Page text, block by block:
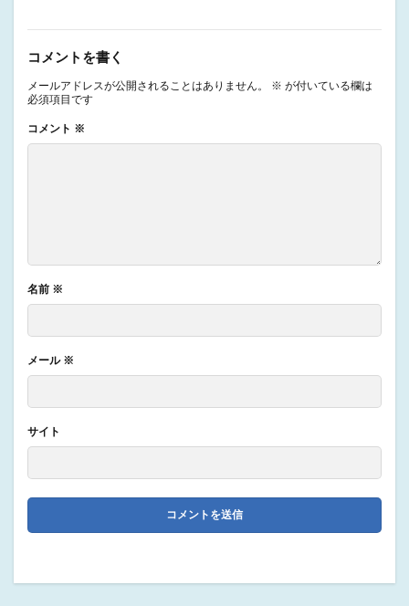
コメントを書く
メールアドレスが公開されることはありません。 ※ が付いている欄は
必須項目です
コメント ※
名前 ※
メール ※
サイト